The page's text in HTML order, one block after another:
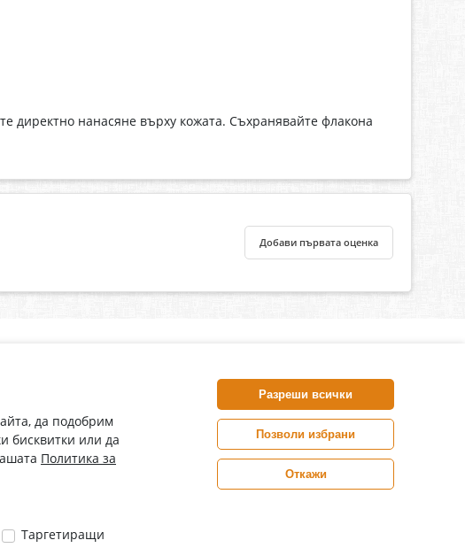
директно нанасяне върху кожата. Съхранявайте флакона
Добави първата оценка
ePharm.bg е лицензирана онлайн аптека и част от аптеки
„Ванчева“, които повече от 30 години се грижат за здравето на
своите пациенти.
ePharm е лицензирана онлайн аптека от
Изпълнителна Агенция по Лекарствата
да подобрим
бисквитки или да
Политика за
Разреши всички
Позволи избрани
Откажи
Таргетиращи